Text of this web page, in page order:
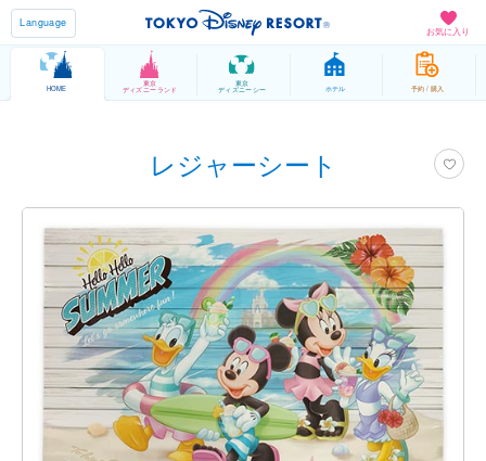
お気に入り
Language
HOME
東京
ディズニーランド
東京
ディズニーシー ホテル 予約 / 購入
レジャーシート